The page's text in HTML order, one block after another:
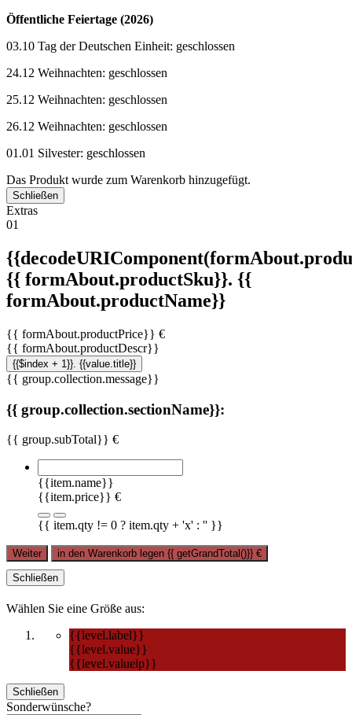
Öffentliche Feiertage (2026)
03.10 Tag der Deutschen Einheit: geschlossen
24.12 Weihnachten: geschlossen
25.12 Weihnachten: geschlossen
26.12 Weihnachten: geschlossen
01.01 Silvester: geschlossen
Das Produkt wurde zum Warenkorb hinzugefügt.
Schließen
Extras
01
{{ formAbout.productSku}}. {{
formAbout.productName}}
{{ formAbout.productPrice}} €
{{ formAbout.productDescr}}
{{$index + 1}}. {{value.title}}
{{ group.collection.message}}
{{ group.collection.sectionName}}:
{{ group.subTotal}} €
{{item.name}}
{{item.price}} €
{{ item.qty != 0 ? item.qty + 'x' : '' }}
Weiter in den Warenkorb legen {{ getGrandTotal()}} €
Schließen
Wählen Sie eine Größe aus:
{{level.label}}
{{level.value}}
{{level.valuelp}}
Schließen
Sonderwünsche?